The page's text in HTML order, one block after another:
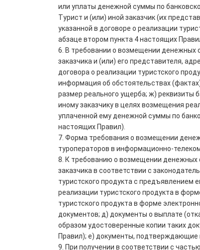
или уплаты денежной суммы по
Турист и (или) иной заказчик (их
указанной в договоре о реализации
абзаце втором пункта 4 настоящих
6. В требовании о возмещении денежных
заказчика и (или) его представителя,
договора о реализации туристского
информация об обстоятельствах
размер реального ущерба; ж) реквизиты
иному заказчику в целях возмещения
уплаченной ему денежной суммы по
настоящих Правил).
7. Форма требования о возмещении
туроператоров в информационно-
8. К требованию о возмещении денежных
заказчика в соответствии с
туристского продукта с предъявлением
реализации туристского продукта в
туристского продукта в форме
документов; д) документы о выплате
образом удостоверенные копии таких
Правил); е) документы, подтверждающие
9. При получении в соответствии с